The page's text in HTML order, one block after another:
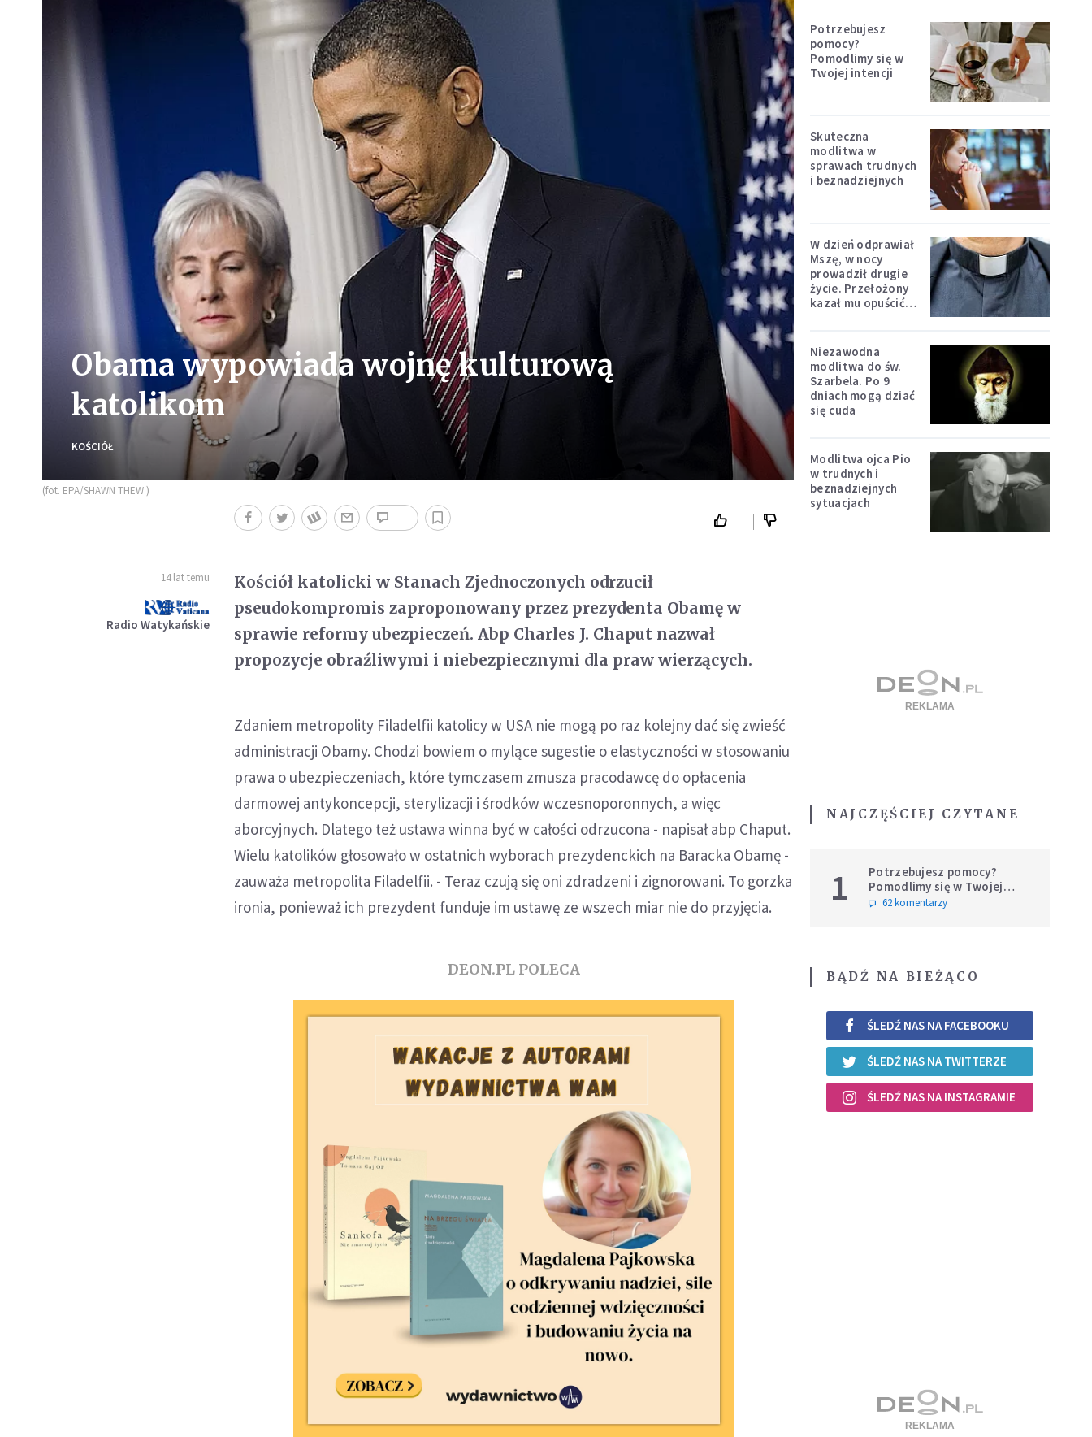
Obama wypowiada wojnę kulturową
katolikom
KOŚCIÓŁ
(fot. EPA/SHAWN THEW )
14 lat temu
Radio Watykańskie
Kościół katolicki w Stanach Zjednoczonych odrzucił
pseudokompromis zaproponowany przez prezydenta Obamę w
sprawie reformy ubezpieczeń. Abp Charles J. Chaput nazwał
propozycje obraźliwymi i niebezpiecznymi dla praw wierzących.
Zdaniem metropolity Filadelfii katolicy w USA nie mogą po raz kolejny dać się zwieść
administracji Obamy. Chodzi bowiem o mylące sugestie o elastyczności w stosowaniu
prawa o ubezpieczeniach, które tymczasem zmusza pracodawcę do opłacenia
darmowej antykoncepcji, sterylizacji i środków wczesnoporonnych, a więc
aborcyjnych. Dlatego też ustawa winna być w całości odrzucona - napisał abp Chaput.
Wielu katolików głosowało w ostatnich wyborach prezydenckich na Baracka Obamę -
zauważa metropolita Filadelfii. - Teraz czują się oni zdradzeni i zignorowani. To gorzka
ironia, ponieważ ich prezydent funduje im ustawę ze wszech miar nie do przyjęcia.
DEON.PL POLECA
Potrzebujesz
pomocy?
Pomodlimy się w
Twojej intencji
Skuteczna
modlitwa w
sprawach trudnych
i beznadziejnych
W dzień odprawiał
Mszę, w nocy
prowadził drugie
życie. Przełożony
kazał mu opuścić
Niezawodna
modlitwa do św.
Szarbela. Po 9
dniach mogą dziać
się cuda
Modlitwa ojca Pio
w trudnych i
beznadziejnych
sytuacjach
NAJCZĘŚCIEJ CZYTANE
1
Potrzebujesz pomocy?
Pomodlimy się w Twojej
intencji
62 komentarzy
BĄDŹ NA BIEŻĄCO
ŚLEDŹ NAS NA FACEBOOKU
ŚLEDŹ NAS NA TWITTERZE
ŚLEDŹ NAS NA INSTAGRAMIE